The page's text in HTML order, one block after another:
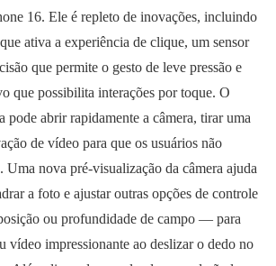
16. Ele é repleto de inovações, incluindo
ativa a experiência de clique, um sensor
que permite o gesto de leve pressão e
que possibilita interações por toque. O
pode abrir rapidamente a câmera, tirar uma
de vídeo para que os usuários não
Uma nova pré-visualização da câmera ajuda
a foto e ajustar outras opções de controle
ou profundidade de campo — para
vídeo impressionante ao deslizar o dedo no